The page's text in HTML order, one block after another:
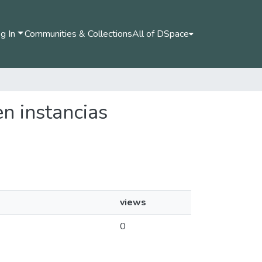
In Communities & CollectionsAll of DSpace
instancias
views
0